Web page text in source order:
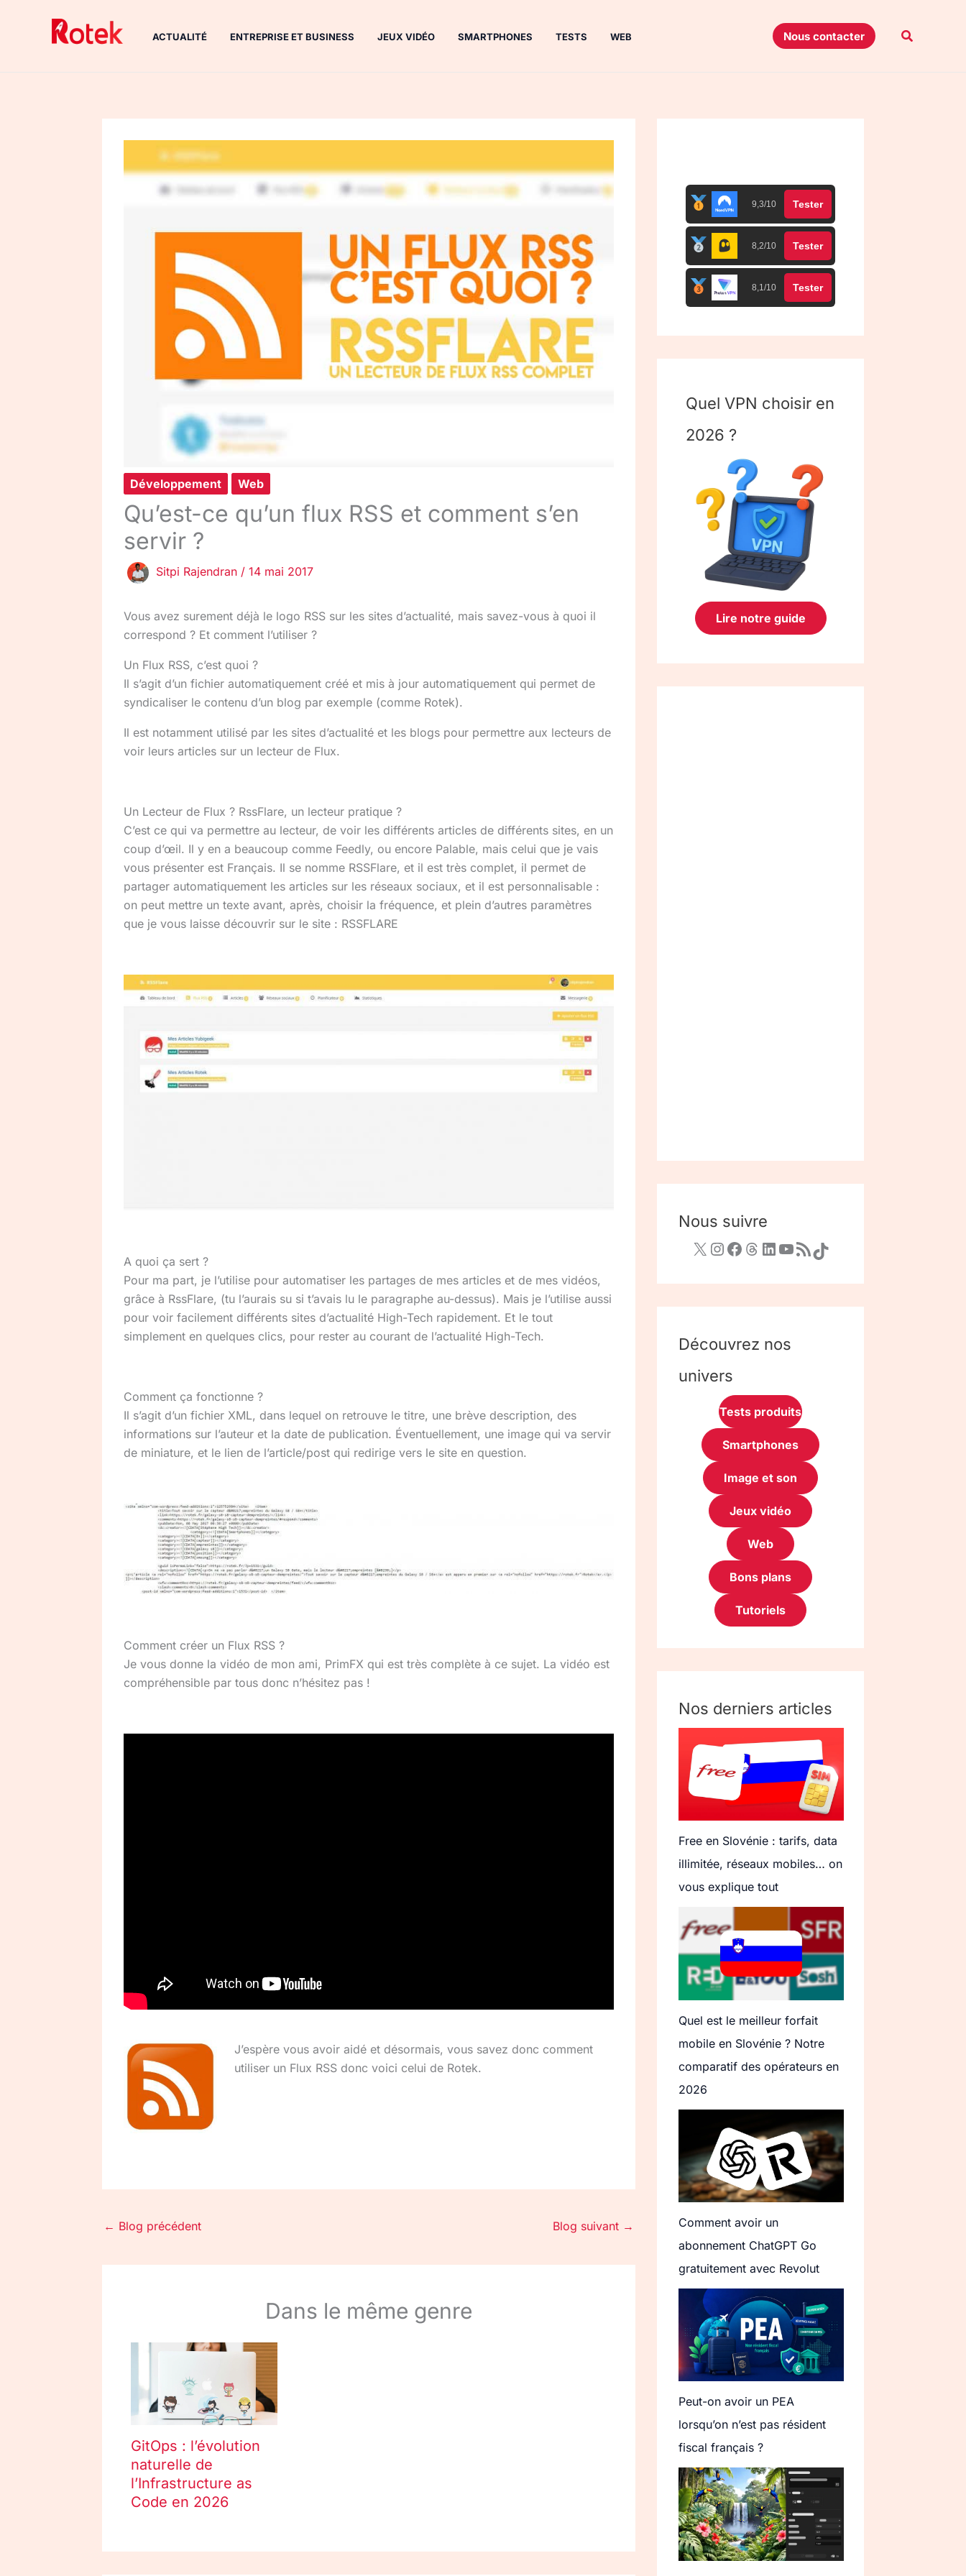
ACTUALITÉ ENTREPRISE ET BUSINESS JEUX VIDÉO SMARTPHONES TESTS WEB Nous contacter
Développement Web
Qu’est-ce qu’un flux RSS et comment s’en
servir ?
Sitpi Rajendran / 14 mai 2017
Vous avez surement déjà le logo RSS sur les sites d’actualité, mais savez-vous à quoi il
correspond ? Et comment l’utiliser ?
Un Flux RSS, c’est quoi ?
Il s’agit d’un fichier automatiquement créé et mis à jour automatiquement qui permet de
syndicaliser le contenu d’un blog par exemple (comme Rotek).
Il est notamment utilisé par les sites d’actualité et les blogs pour permettre aux lecteurs de
voir leurs articles sur un lecteur de Flux.
Un Lecteur de Flux ? RssFlare, un lecteur pratique ?
C’est ce qui va permettre au lecteur, de voir les différents articles de différents sites, en un
coup d’œil. Il y en a beaucoup comme Feedly, ou encore Palable, mais celui que je vais
vous présenter est Français. Il se nomme RSSFlare, et il est très complet, il permet de
partager automatiquement les articles sur les réseaux sociaux, et il est personnalisable :
on peut mettre un texte avant, après, choisir la fréquence, et plein d’autres paramètres
que je vous laisse découvrir sur le site : RSSFLARE
A quoi ça sert ?
Pour ma part, je l’utilise pour automatiser les partages de mes articles et de mes vidéos,
grâce à RssFlare, (tu l’aurais su si t’avais lu le paragraphe au-dessus). Mais je l’utilise aussi
pour voir facilement différents sites d’actualité High-Tech rapidement. Et le tout
simplement en quelques clics, pour rester au courant de l’actualité High-Tech.
Comment ça fonctionne ?
Il s’agit d’un fichier XML, dans lequel on retrouve le titre, une brève description, des
informations sur l’auteur et la date de publication. Éventuellement, une image qui va servir
de miniature, et le lien de l’article/post qui redirige vers le site en question.
Comment créer un Flux RSS ?
Je vous donne la vidéo de mon ami, PrimFX qui est très complète à ce sujet. La vidéo est
compréhensible par tous donc n’hésitez pas !
J’espère vous avoir aidé et désormais, vous savez donc comment
utiliser un Flux RSS donc voici celui de Rotek.
← Blog précédent Blog suivant →
Dans le même genre
GitOps : l’évolution
naturelle de
l’Infrastructure as
Code en 2026
9,3/10 Tester
8,2/10 Tester
8,1/10 Tester
Quel VPN choisir en
2026 ?
Lire notre guide
Nous suivre
Découvrez nos
univers
Tests produits
Smartphones
Image et son
Jeux vidéo
Web
Bons plans
Tutoriels
Nos derniers articles
Free en Slovénie : tarifs, data
illimitée, réseaux mobiles… on
vous explique tout
Quel est le meilleur forfait
mobile en Slovénie ? Notre
comparatif des opérateurs en
2026
Comment avoir un
abonnement ChatGPT Go
gratuitement avec Revolut
Peut-on avoir un PEA
lorsqu’on n’est pas résident
fiscal français ?